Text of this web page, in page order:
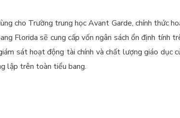
cho Trường trung học Avant Garde, chính thức
Florida sẽ cung cấp vốn ngân sách ổn định tính
sát hoạt động tài chính và chất lượng giáo dục
lập trên toàn tiểu bang.